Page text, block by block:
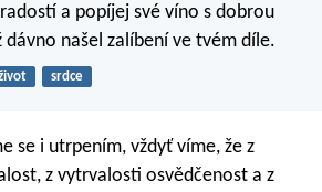
a popíjej své víno s dobrou
dávno našel zalíbení ve tvém díle.
srdce
se i utrpením, vždyť víme, že z
z vytrvalosti osvědčenost a z